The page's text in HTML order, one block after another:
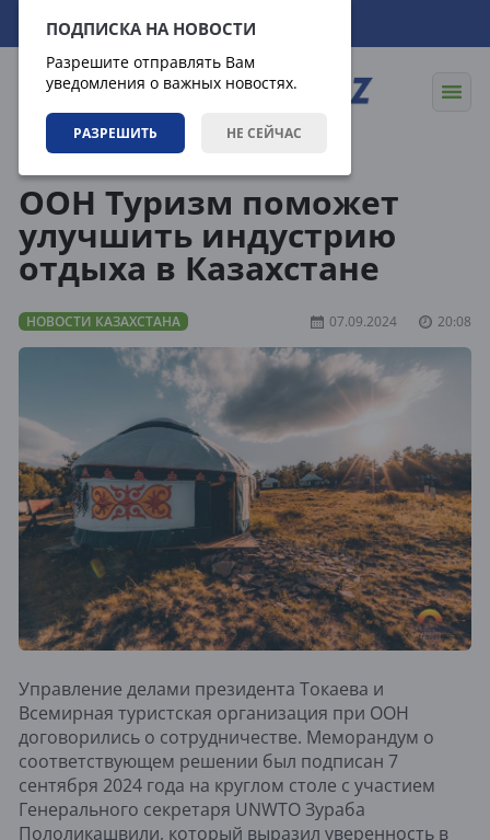
ПОДПИСКА НА НОВОСТИ
Разрешите отправлять Вам
уведомления о важных новостях.
РАЗРЕШИТЬ НЕ СЕЙЧАС
09.08.2026 00:46:03
ООН Туризм поможет
улучшить индустрию
отдыха в Казахстане
НОВОСТИ КАЗАХСТАНА 07.09.2024 20:08
Управление делами президента Токаева и
Всемирная туристская организация при ООН
договорились о сотрудничестве. Меморандум о
соответствующем решении был подписан 7
сентября 2024 года на круглом столе с участием
Генерального секретаря UNWTO Зураба
Пололикашвили, который выразил уверенность в